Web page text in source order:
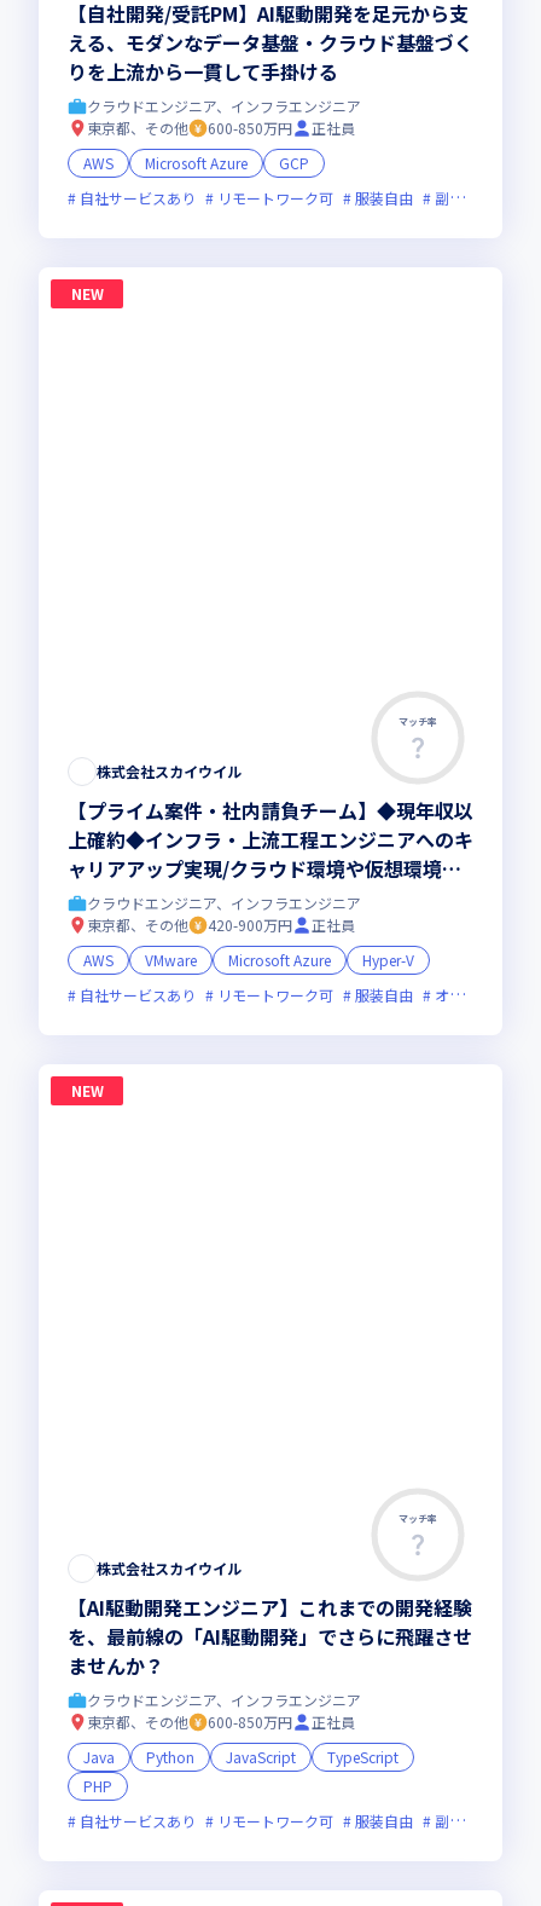
【自社開発/受託PM】AI駆動開発を足元から支
える、モダンなデータ基盤・クラウド基盤づく
りを上流から一貫して手掛ける
クラウドエンジニア、インフラエンジニア
東京都、その他
600-850万円
正社員
AWS
Microsoft Azure
GCP
自社サービスあり
リモートワーク可 服装自由 副業可
NEW
マッチ率
株式会社スカイウイル
【プライム案件・社内請負チーム】◆現年収以
上確約◆インフラ・上流工程エンジニアへのキ
ャリアアップ実現/クラウド環境や仮想環境プ
ロジェクトをチームで担当
クラウドエンジニア、インフラエンジニア
東京都、その他
420-900万円
正社員
AWS
VMware Microsoft Azure
Hyper-V
自社サービスあり
リモートワーク可 服装自由 オンライン選考可
NEW
マッチ率
株式会社スカイウイル
【AI駆動開発エンジニア】これまでの開発経験
を、最前線の「AI駆動開発」でさらに飛躍させ
ませんか？
クラウドエンジニア、インフラエンジニア
東京都、その他
600-850万円
正社員
Java
Python JavaScript
TypeScript
PHP
自社サービスあり
リモートワーク可 服装自由 副業可